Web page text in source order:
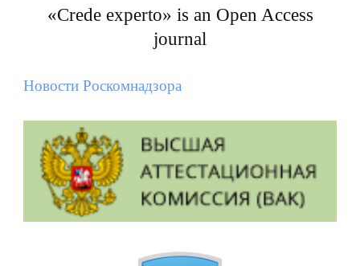
«Crede experto» is an Open Access
journal
Новости Роскомнадзора